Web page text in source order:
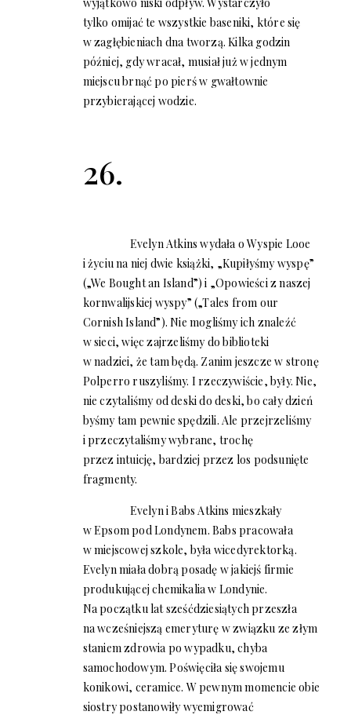
tylko omijać te wszystkie baseniki, które się
w zagłębieniach dna tworzą. Kilka godzin
później, gdy wracał, musiał już w jednym
miejscu brnąć po pierś w gwałtownie
przybierającej wodzie.
26.
Evelyn Atkins wydała o Wyspie Looe
i życiu na niej dwie książki, „Kupiłyśmy wyspę”
(„We Bought an Island”) i „Opowieści z naszej
kornwalijskiej wyspy” („Tales from our
Cornish Island”). Nie mogliśmy ich znaleźć
w sieci, więc zajrzeliśmy do biblioteki
w nadziei, że tam będą. Zanim jeszcze w stronę
Polperro ruszyliśmy. I rzeczywiście, były. Nie,
nie czytaliśmy od deski do deski, bo cały dzień
byśmy tam pewnie spędzili. Ale przejrzeliśmy
i przeczytaliśmy wybrane, trochę
przez intuicję, bardziej przez los podsunięte
fragmenty.
Evelyn i Babs Atkins mieszkały
w Epsom pod Londynem. Babs pracowała
w miejscowej szkole, była wicedyrektorką.
Evelyn miała dobrą posadę w jakiejś firmie
produkującej chemikalia w Londynie.
Na początku lat sześćdziesiątych przeszła
na wcześniejszą emeryturę w związku ze złym
staniem zdrowia po wypadku, chyba
samochodowym. Poświęciła się swojemu
konikowi, ceramice. W pewnym momencie obie
siostry postanowiły wyemigrować